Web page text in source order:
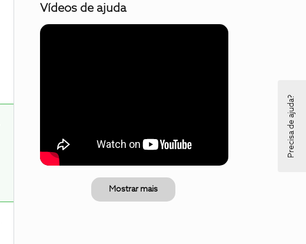
Vídeos de ajuda
Mostrar mais
Precisa de ajuda?